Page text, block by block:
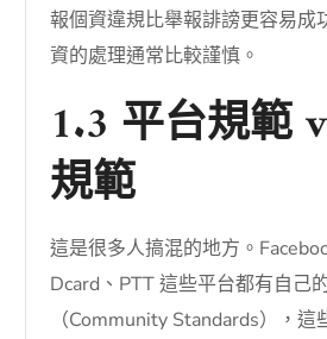
報個資違規比舉報誹謗更容易成
資的處理通常比較謹慎。
1.3 平台規範
規範
這是很多人搞混的地方。
Dcard、PTT 這些平台都有自己
（Community Standards），